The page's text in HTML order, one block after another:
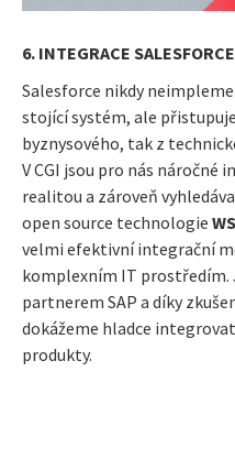
6. INTEGRACE
Salesforce nikdy
stojící systém, ale
byznysového, tak z
V CGI jsou pro nás
realitou a zároveň
open source technologie
velmi efektivní integrační
komplexním IT
partnerem SAP a díky
dokážeme hladce
produkty.